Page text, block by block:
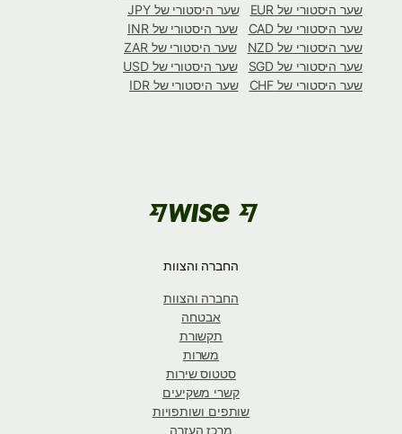
שער היסטורי של EUR
שער היסטורי של JPY
שער היסטורי של CAD
שער היסטורי של INR
שער היסטורי של NZD
שער היסטורי של ZAR
שער היסטורי של SGD
שער היסטורי של USD
שער היסטורי של CHF
שער היסטורי של IDR
החברה והצוות
החברה והצוות
אבטחה
תקשורת
משרות
סטטוס שירות
קשרי משקיעים
שותפים ושותפויות
מרכז העזרה